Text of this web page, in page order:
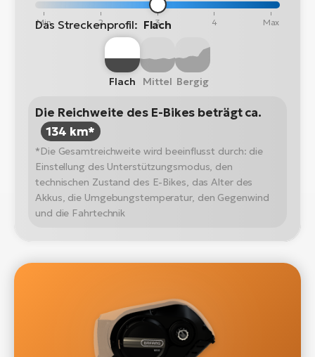
Min 2 3 4 Max
Das Streckenprofil: Flach
Flach Mittel Bergig
Die Reichweite des E-Bikes beträgt ca.
134 km*
*Die Gesamtreichweite wird beeinflusst durch: die
Einstellung des Unterstützungsmodus, den
technischen Zustand des E-Bikes, das Alter des
Akkus, die Umgebungstemperatur, den Gegenwind
und die Fahrtechnik